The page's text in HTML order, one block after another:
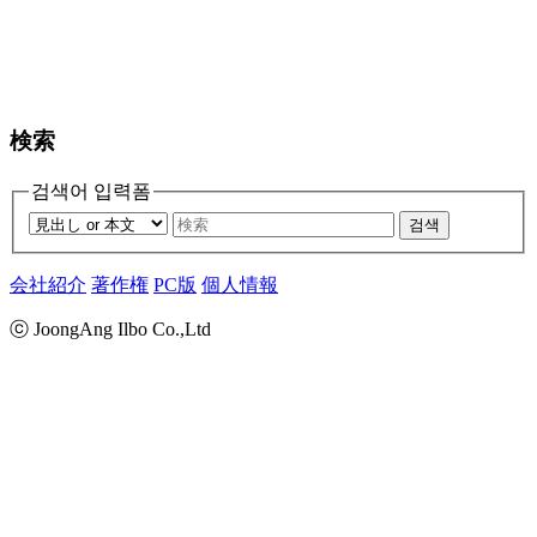
検索
검색어 입력폼
검색
会社紹介 著作権 PC版 個人情報
ⓒ JoongAng Ilbo Co.,Ltd